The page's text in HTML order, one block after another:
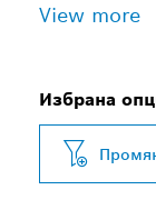
View more
Избрана